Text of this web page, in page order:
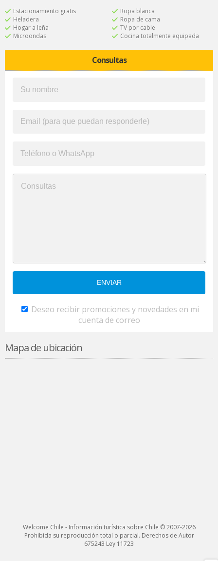
Estacionamiento gratis
Heladera
Hogar a leña
Microondas
Ropa blanca
Ropa de cama
TV por cable
Cocina totalmente equipada
Consultas
Deseo recibir promociones y novedades en mi
cuenta de correo
Mapa de ubicación
Welcome Chile - Información turística sobre Chile © 2007-2026
Prohibida su reproducción total o parcial. Derechos de Autor
675243 Ley 11723